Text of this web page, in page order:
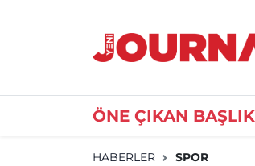
ÖNE ÇIKAN
HABERLER SPOR
GÜNDEM
Nöbetçi Eczaneler